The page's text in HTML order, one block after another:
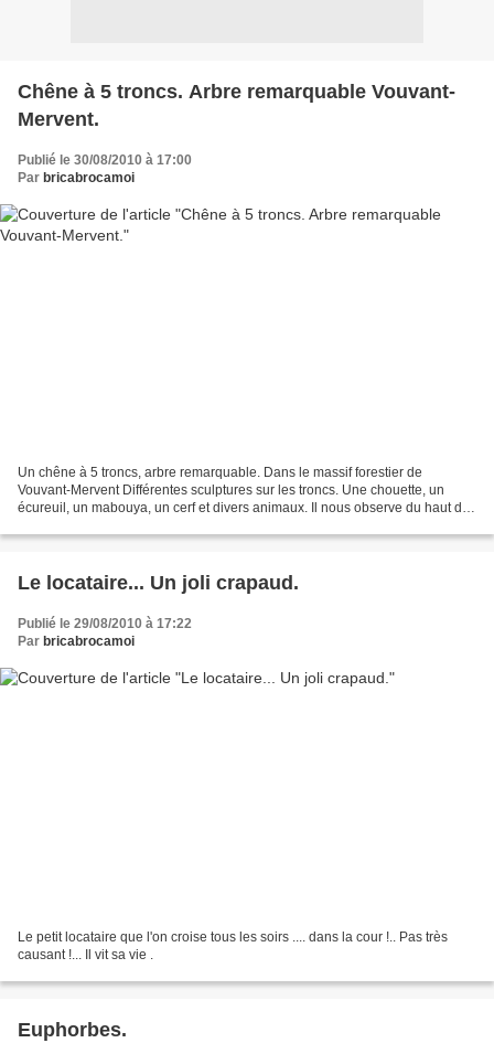
Chêne à 5 troncs. Arbre remarquable Vouvant-
Mervent.
Publié le 30/08/2010 à 17:00
Par bricabrocamoi
Un chêne à 5 troncs, arbre remarquable. Dans le massif forestier de
Vouvant-Mervent Différentes sculptures sur les troncs. Une chouette, un
écureuil, un mabouya, un cerf et divers animaux. Il nous observe du haut de
Le locataire... Un joli crapaud.
Publié le 29/08/2010 à 17:22
Par bricabrocamoi
Le petit locataire que l'on croise tous les soirs .... dans la cour !.. Pas très
causant !... Il vit sa vie .
Euphorbes.